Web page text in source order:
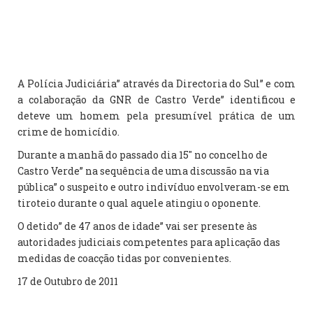
A Polícia Judiciária” através da Directoria do Sul” e com
a colaboração da GNR de Castro Verde” identificou e
deteve um homem pela presumível prática de um
crime de homicídio.
Durante a manhã do passado dia 15″ no concelho de
Castro Verde” na sequência de uma discussão na via
pública” o suspeito e outro indivíduo envolveram-se em
tiroteio durante o qual aquele atingiu o oponente.
O detido” de 47 anos de idade” vai ser presente às
autoridades judiciais competentes para aplicação das
medidas de coacção tidas por convenientes.
17 de Outubro de 2011